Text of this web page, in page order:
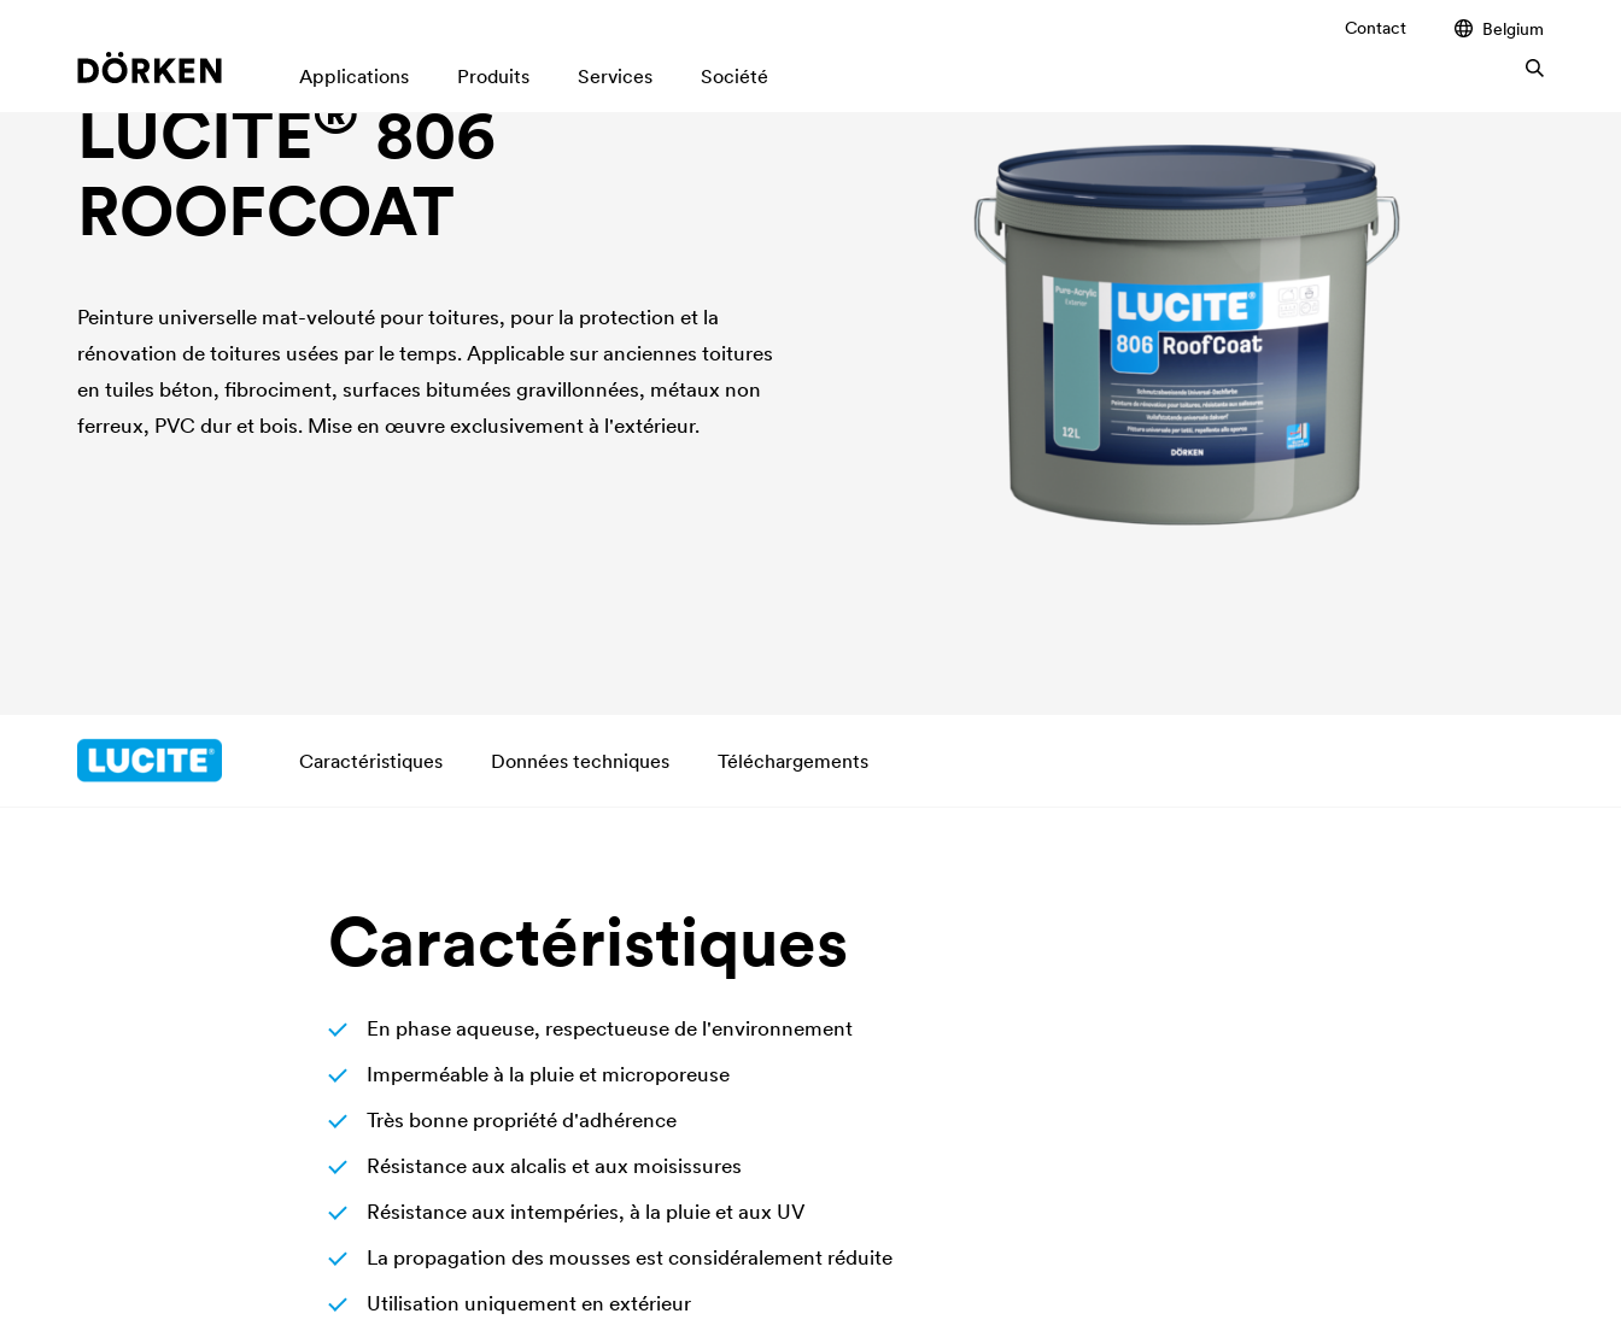
Contact Belgium
Applications Produits Services Société
Peinture de toiture
LUCITE® 806
ROOFCOAT
Peinture universelle mat-velouté pour toitures, pour la protection et la
rénovation de toitures usées par le temps. Applicable sur anciennes toitures
en tuiles béton, fibrociment, surfaces bitumées gravillonnées, métaux non
ferreux, PVC dur et bois. Mise en œuvre exclusivement à l'extérieur.
Caractéristiques Données techniques Téléchargements
Caractéristiques
En phase aqueuse, respectueuse de l'environnement
Imperméable à la pluie et microporeuse
Très bonne propriété d'adhérence
Résistance aux alcalis et aux moisissures
Résistance aux intempéries, à la pluie et aux UV
La propagation des mousses est considéralement réduite
Utilisation uniquement en extérieur